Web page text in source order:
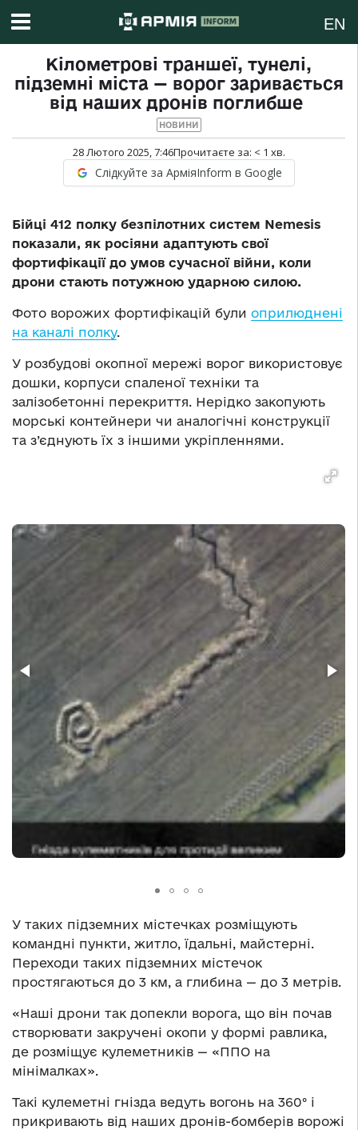
EN
Кілометрові траншеї, тунелі,
підземні міста — ворог заривається
від наших дронів поглибше
НОВИНИ
28 Лютого 2025, 7:46Прочитаєте за: < 1 хв.
Слідкуйте за АрміяInform в Google
Бійці 412 полку безпілотних систем Nemesis
показали, як росіяни адаптують свої
фортифікації до умов сучасної війни, коли
дрони стають потужною ударною силою.
Фото ворожих фортифікацій були оприлюднені
на каналі полку.
У розбудові окопної мережі ворог використовує
дошки, корпуси спаленої техніки та
залізобетонні перекриття. Нерідко закопують
морські контейнери чи аналогічні конструкції
та з’єднують їх з іншими укріпленнями.
У таких підземних містечках розміщують
командні пункти, житло, їдальні, майстерні.
Переходи таких підземних містечок
простягаються до 3 км, а глибина — до 3 метрів.
«Наші дрони так допекли ворога, що він почав
створювати закручені окопи у формі равлика,
де розміщує кулеметників — «ППО на
мінімалках».
Такі кулеметні гнізда ведуть вогонь на 360° і
прикривають від наших дронів-бомберів ворожі